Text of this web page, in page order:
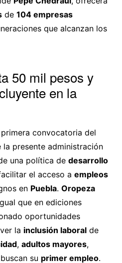
de 104 empresas
que alcanzan los
50 mil pesos y
en la
convocatoria del
presente administración
una política de desarrollo
el acceso a empleos
en Puebla. Oropeza
que en ediciones
oportunidades
la inclusión laboralde
, adultos mayores,
su primer empleo.